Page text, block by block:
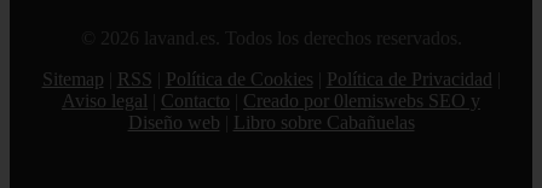
© 2026 lavand.es. Todos los derechos reservados.
Sitemap
RSS Política de Cookies Política de Privacidad
Aviso legal
Contacto
Creado por 0lemiswebs SEO y
Diseño web
Libro sobre Cabañuelas